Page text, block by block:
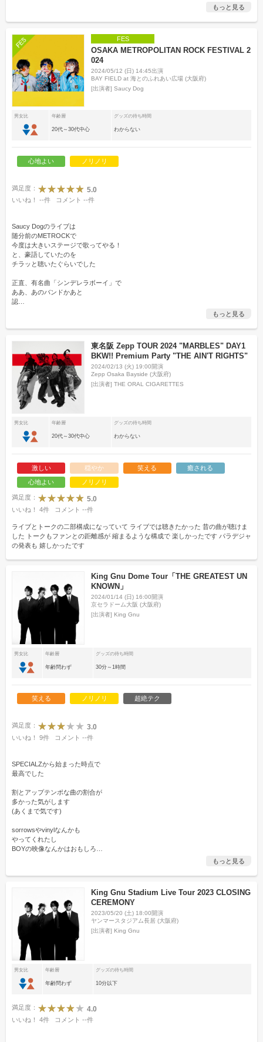
もっと見る
FES
OSAKA METROPOLITAN ROCK FESTIVAL 2
024
2024/05/12 (日) 14:45出演
BAY FIELD at 海とのふれあい広場 (大阪府)
[出演者]Saucy Dog
男女比 年齢層 グッズの待ち時間
20代～30代中心 わからない
心地よい ノリノリ
満足度： 5.0
いいね！ --件 コメント --件
Saucy Dogのライブは
随分前のMETROCKで
今度は大きいステージで歌ってやる！
と、豪語していたのを
チラッと聴いたぐらいでした
正直、有名曲「シンデレラボーイ」で
ああ、あのバンドかあと
認…
もっと見る
東名阪 Zepp TOUR 2024 "MARBLES" DAY1
BKW!! Premium Party "THE AIN'T RIGHTS"
2024/02/13 (火) 19:00開演
Zepp Osaka Bayside (大阪府)
[出演者]THE ORAL CIGARETTES
男女比 年齢層 グッズの待ち時間
20代～30代中心 わからない
激しい 穏やか 笑える
癒される
心地よい
ノリノリ
満足度： 5.0
いいね！ 4件 コメント --件
ライブとトークの二部構成になっていて ライブでは聴きたかった 昔の曲が聴けま
した トークもファンとの距離感が 縮まるような構成で 楽しかったです パラデジャ
の発表も 嬉しかったです
King Gnu Dome Tour「THE GREATEST UN
KNOWN」
2024/01/14 (日) 16:00開演
京セラドーム大阪 (大阪府)
[出演者] King Gnu
男女比 年齢層 グッズの待ち時間
年齢問わず 30分～1時間
笑える ノリノリ 超絶テク
満足度： 3.0
いいね！ 9件 コメント --件
SPECIALZから始まった時点で
最高でした
割とアップテンポな曲の割合が
多かった気がします
(あくまで気です)
sorrowsやvinylなんかも
やってくれたし
BOYの映像なんかはおもしろ
もっと見る
King Gnu Stadium Live Tour 2023 CLOSING
CEREMONY
2023/05/20 (土) 18:00開演
ヤンマースタジアム長居 (大阪府)
[出演者]
King Gnu
男女比 年齢層 グッズの待ち時間
年齢問わず 10分以下
満足度： 4.0
いいね！ 4件 コメント --件